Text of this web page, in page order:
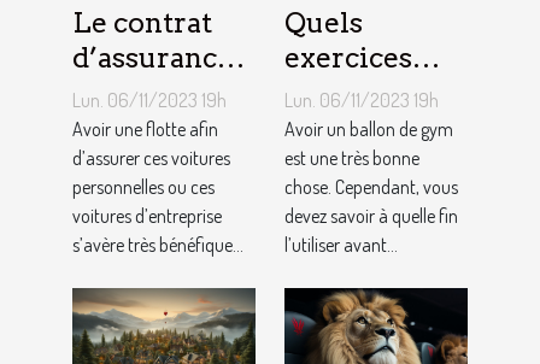
Le contrat
d’assurance
auto par
flotte : est-il
si
bénéfique ?
Lun. 06/11/2023 19h
Avoir une flotte afin
d’assurer ces voitures
personnelles ou ces
voitures d’entreprise
s’avère très bénéfique...
Quels
exercices
pouvez-vous
faire avec un
ballon de
gym ?
Lun. 06/11/2023 19h
Avoir un ballon de gym
est une très bonne
chose. Cependant, vous
devez savoir à quelle fin
l’utiliser avant...